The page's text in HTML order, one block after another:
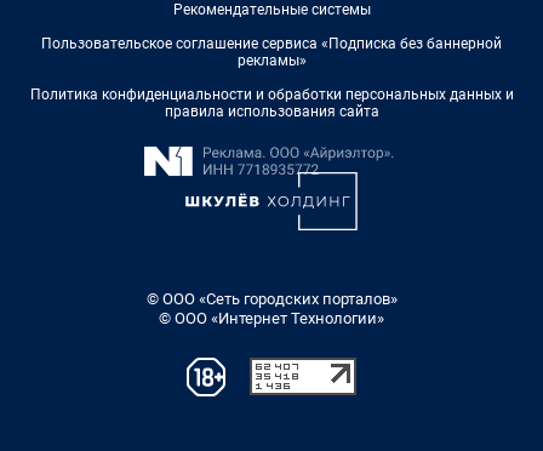
Рекомендательные системы
Пользовательское соглашение сервиса «Подписка без баннерной
рекламы»
Политика конфиденциальности и обработки персональных данных и
правила использования сайта
© ООО «Сеть городских порталов»
© ООО «Интернет Технологии»